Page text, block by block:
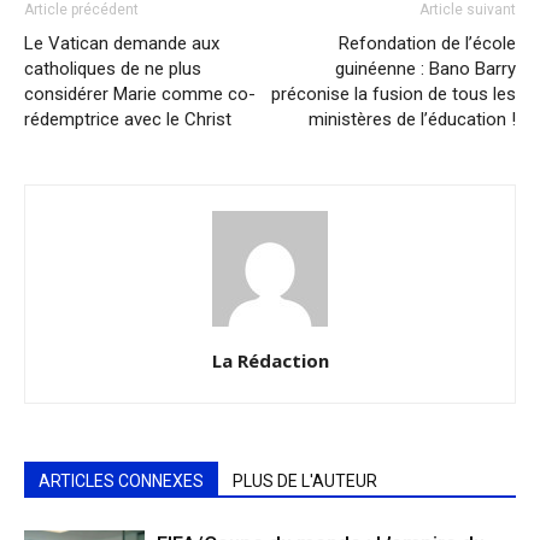
Article précédent
Le Vatican demande aux
catholiques de ne plus
considérer Marie comme co-
rédemptrice avec le Christ
Article suivant
Refondation de l’école
guinéenne : Bano Barry
préconise la fusion de tous les
ministères de l’éducation !
La Rédaction
ARTICLES CONNEXES PLUS DE L'AUTEUR